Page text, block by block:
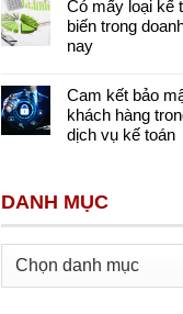
Có mấy loại kế
biến trong
nay
Cam kết bảo
khách hàng
dịch vụ kế toán
DANH MỤC
Danh